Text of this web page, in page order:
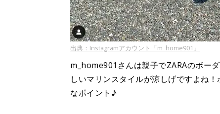
出典：Instagramアカウント「m_home901」
m_home901さんは親子でZARAのボー
しいマリンスタイルが涼しげですよね
なポイント♪